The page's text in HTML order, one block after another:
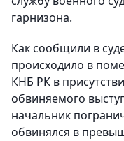
гарнизона.
Как сообщили в
происходило в
КНБ РК в
обвиняемого
начальник
обвинялся в